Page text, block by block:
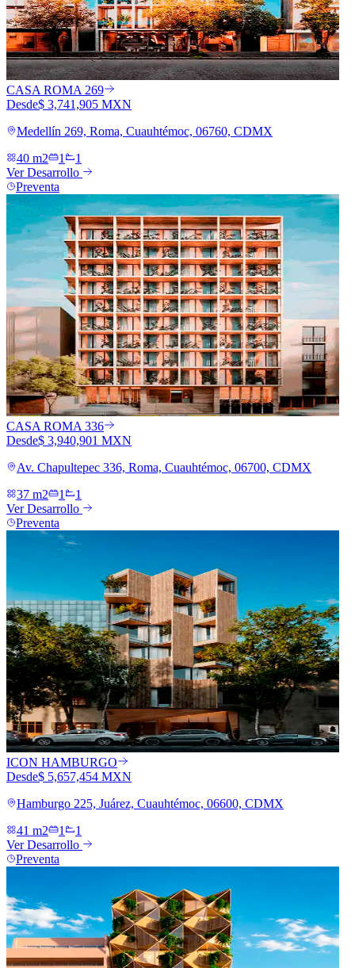
CASA ROMA 269
Desde$ 3,741,905 MXN
Medellín 269, Roma, Cuauhtémoc, 06760, CDMX
40 m2
1
1
Ver Desarrollo
Preventa
CASA ROMA 336
Desde$ 3,940,901 MXN
Av. Chapultepec 336, Roma, Cuauhtémoc, 06700, CDMX
37 m2
1
1
Ver Desarrollo
Preventa
ICON HAMBURGO
Desde$ 5,657,454 MXN
Hamburgo 225, Juárez, Cuauhtémoc, 06600, CDMX
41 m2
1
1
Ver Desarrollo
Preventa